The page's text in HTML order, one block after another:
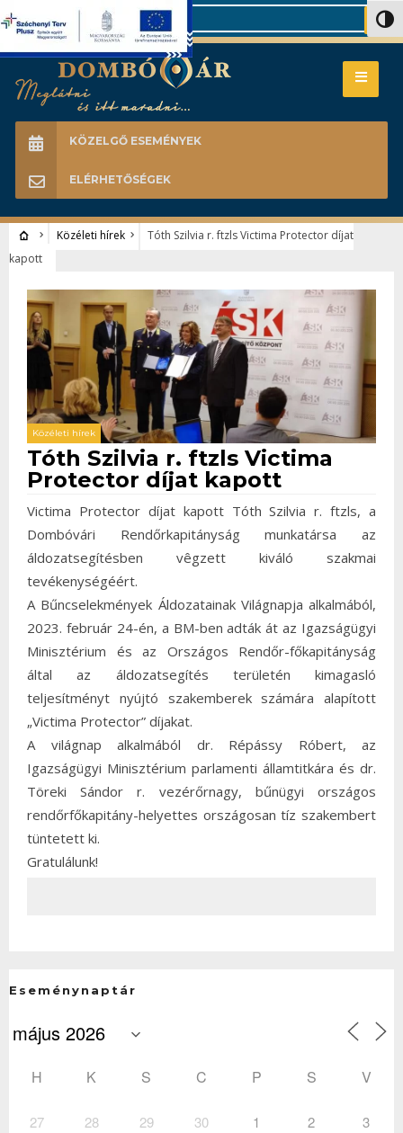
Search
KÖZELGŐ ESEMÉNYEK
ELÉRHETŐSÉGEK
Közéleti hírek
Tóth Szilvia r. ftzls Victima Protector díjat
kapott
Közéleti hírek
Tóth Szilvia r. ftzls Victima
Protector díjat kapott
Victima Protector díjat kapott Tóth Szilvia r. ftzls, a
Dombóvári Rendőrkapitányság munkatársa az
áldozatsegítésben vêgzett kiváló szakmai
tevékenységéért.
A Bűncselekmények Áldozatainak Világnapja alkalmából,
2023. február 24-én, a BM-ben adták át az Igazságügyi
Minisztérium és az Országos Rendőr-főkapitányság
által az áldozatsegítés területén kimagasló
teljesítményt nyújtó szakemberek számára alapított
„Victima Protector” díjakat.
A világnap alkalmából dr. Répássy Róbert, az
Igazságügyi Minisztérium parlamenti államtitkára és dr.
Töreki Sándor r. vezérőrnagy, bűnügyi országos
rendőrfőkapitány-helyettes országosan tíz szakembert
tüntetett ki.
Gratulálunk!
Eseménynaptár
H K S C P S V
27 28 29 30 1 2 3